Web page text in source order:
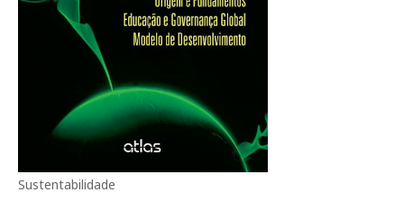
Sustentabilidade